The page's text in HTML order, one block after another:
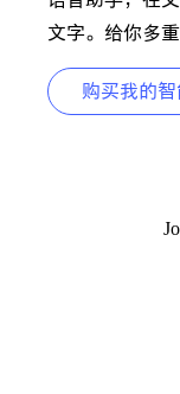
文字。给你多
购买我的